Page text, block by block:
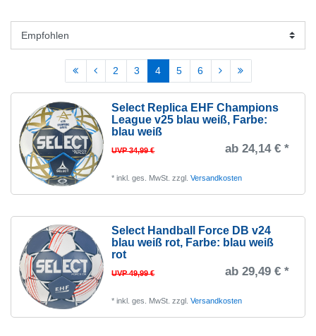
Türkis
1
Weiß
5
2 3 4 5 6
Select Replica EHF Champions
League v25 blau weiß, Farbe:
blau weiß
UVP 34,99 € ab 24,14 € *
*inkl. ges. MwSt. zzgl.Versandkosten
Select Handball Force DB v24
blau weiß rot, Farbe: blau weiß
rot
UVP 49,99 € ab 29,49 € *
*inkl. ges. MwSt. zzgl.Versandkosten